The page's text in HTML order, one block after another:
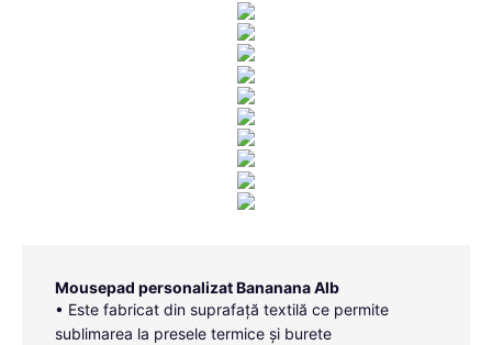
Mousepad personalizat Bananana Alb
• Este fabricat din suprafață textilă ce permite
sublimarea la presele termice și burete